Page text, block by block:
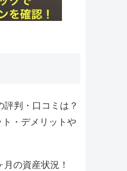
判・口コミは？
・デメリットや
の資産状況！